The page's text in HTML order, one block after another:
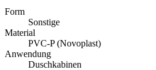
Form
Sonstige
Material
PVC-P (Novoplast)
Anwendung
Duschkabinen